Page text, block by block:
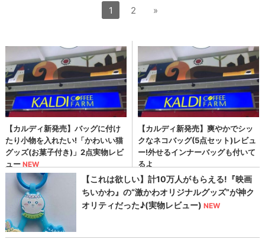
1 2 »